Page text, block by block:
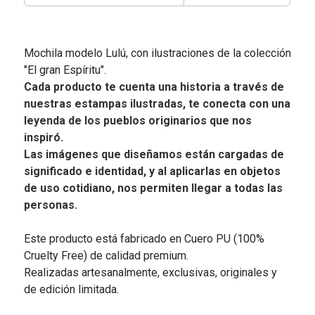
Mochila modelo Lulú, con ilustraciones de la colección
"El gran Espíritu".
Cada producto te cuenta una historia a través de
nuestras estampas ilustradas, te conecta con una
leyenda de los pueblos originarios que nos
inspiró.
Las imágenes que diseñamos están cargadas de
significado e identidad, y al aplicarlas en objetos
de uso cotidiano, nos permiten llegar a todas las
personas.
Este producto está fabricado en Cuero PU (100%
Cruelty Free) de calidad premium.
Realizadas artesanalmente, exclusivas, originales y
de edición limitada.